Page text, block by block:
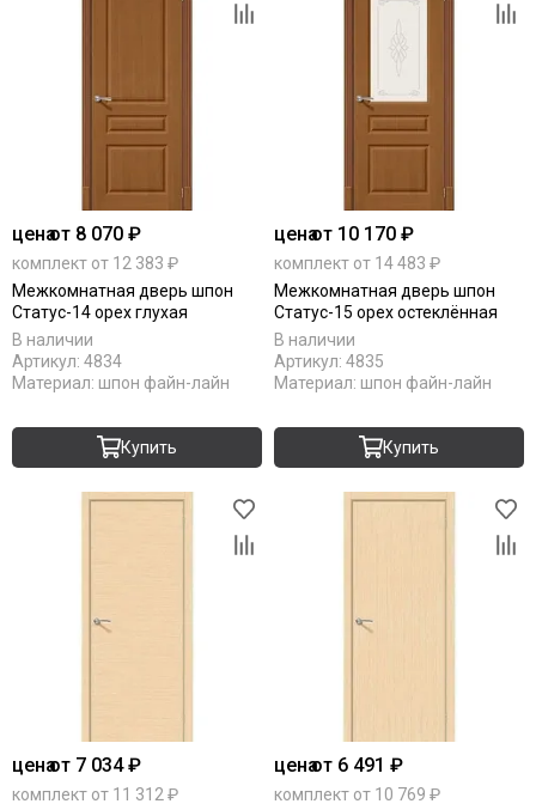
ценаот 8 070 ₽
комплект от 12 383 ₽
Межкомнатная дверь шпон
Статус-14 орех глухая
В наличии
Артикул: 4834
Материал: шпон файн-лайн
Купить
ценаот 10 170 ₽
комплект от 14 483 ₽
Межкомнатная дверь шпон
Статус-15 орех остеклённая
В наличии
Артикул: 4835
Материал: шпон файн-лайн
Купить
ценаот 7 034 ₽
комплект от 11 312 ₽
ценаот 6 491 ₽
комплект от 10 769 ₽